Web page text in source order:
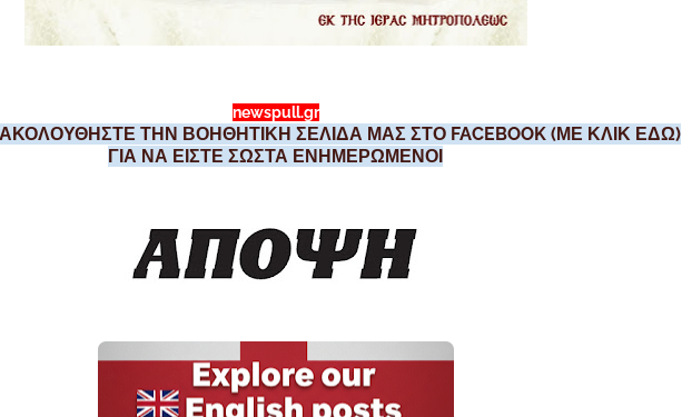
newspull.gr
ΤΗΝ ΒΟΗΘΗΤΙΚΗ ΣΕΛΙΔΑ ΜΑΣ ΣΤΟ FACEBOOK (ΜΕ ΚΛΙΚ ΕΔΩ)
ΓΙΑ ΝΑ ΕΙΣΤΕ ΣΩΣΤΑ ΕΝΗΜΕΡΩΜΕΝΟΙ